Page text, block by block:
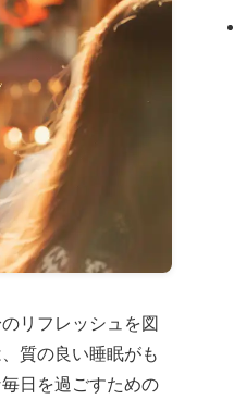
リフレッシュを図
質の良い睡眠がも
日を過ごすための